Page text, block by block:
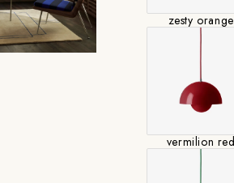
●浜松町
い合わせくだ
シェードの色
のコードで
zesty orange
vermilion red